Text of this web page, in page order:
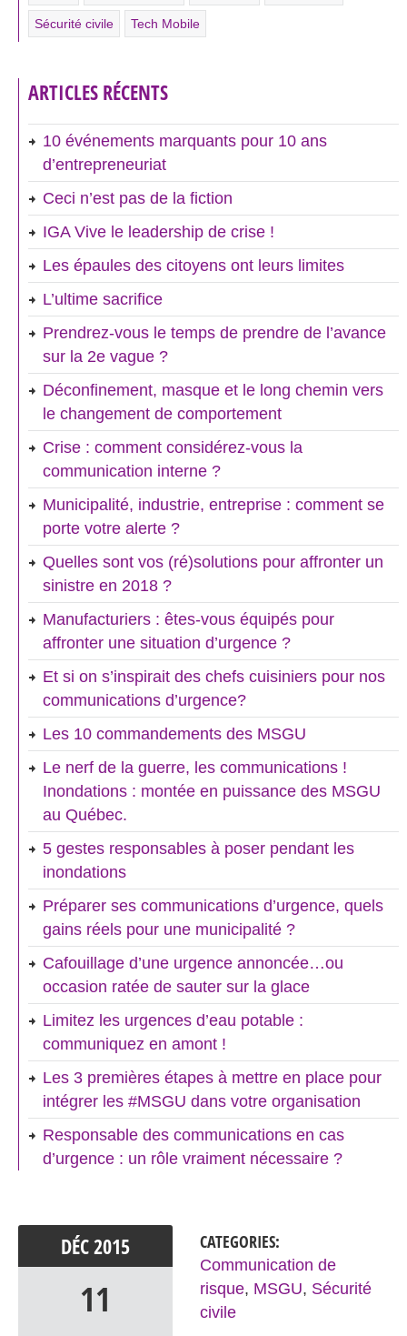
Sécurité civile Tech Mobile
ARTICLES RÉCENTS
10 événements marquants pour 10 ans
d’entrepreneuriat
Ceci n’est pas de la fiction
IGA Vive le leadership de crise !
Les épaules des citoyens ont leurs limites
L’ultime sacrifice
Prendrez-vous le temps de prendre de l’avance
sur la 2e vague ?
Déconfinement, masque et le long chemin vers
le changement de comportement
Crise : comment considérez-vous la
communication interne ?
Municipalité, industrie, entreprise : comment se
porte votre alerte ?
Quelles sont vos (ré)solutions pour affronter un
sinistre en 2018 ?
Manufacturiers : êtes-vous équipés pour
affronter une situation d’urgence ?
Et si on s’inspirait des chefs cuisiniers pour nos
communications d’urgence?
Les 10 commandements des MSGU
Le nerf de la guerre, les communications !
Inondations : montée en puissance des MSGU
au Québec.
5 gestes responsables à poser pendant les
inondations
Préparer ses communications d’urgence, quels
gains réels pour une municipalité ?
Cafouillage d’une urgence annoncée…ou
occasion ratée de sauter sur la glace
Limitez les urgences d’eau potable :
communiquez en amont !
Les 3 premières étapes à mettre en place pour
intégrer les #MSGU dans votre organisation
Responsable des communications en cas
d’urgence : un rôle vraiment nécessaire ?
DÉC2015
11
CATEGORIES:
Communication de
risque, MSGU, Sécurité
civile